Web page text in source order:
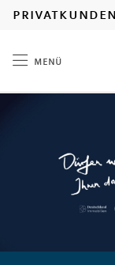
privatkunden
menü